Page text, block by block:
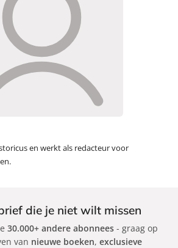
en werkt als redacteur voor
die je niet wilt missen
30.000+ andere abonnees- graag op
van nieuwe boeken, exclusieve